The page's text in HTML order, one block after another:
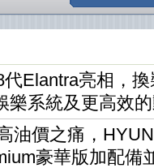
Elantra亮相，
樂系統及更高效
油價之痛，
豪華版加配備